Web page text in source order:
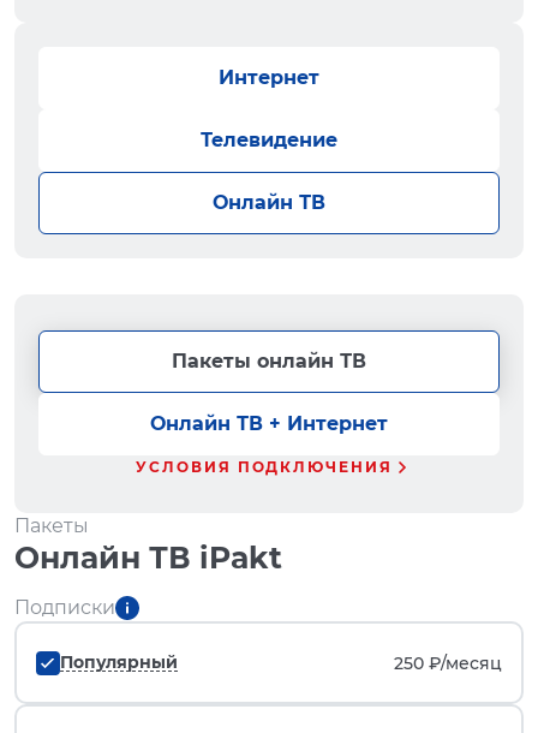
Интернет
Телевидение
Онлайн ТВ
Пакеты онлайн ТВ
Онлайн ТВ + Интернет
УСЛОВИЯ ПОДКЛЮЧЕНИЯ
Пакеты
Онлайн ТВ iPakt
Подписки
Популярный 250 ₽/месяц